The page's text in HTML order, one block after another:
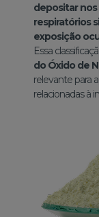
depositar
respiratórios
exposição
Essa
do Óxido de
relevante para
relacionadas à